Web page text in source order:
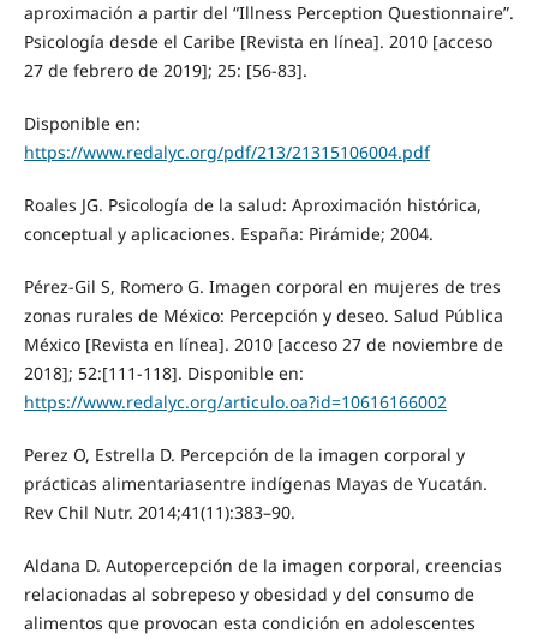
aproximación a partir del “Illness Perception Questionnaire”.
Psicología desde el Caribe [Revista en línea]. 2010 [acceso
27 de febrero de 2019]; 25: [56-83].
Disponible en:
https://www.redalyc.org/pdf/213/21315106004.pdf
Roales JG. Psicología de la salud: Aproximación histórica,
conceptual y aplicaciones. España: Pirámide; 2004.
Pérez-Gil S, Romero G. Imagen corporal en mujeres de tres
zonas rurales de México: Percepción y deseo. Salud Pública
México [Revista en línea]. 2010 [acceso 27 de noviembre de
2018]; 52:[111-118]. Disponible en:
https://www.redalyc.org/articulo.oa?id=10616166002
Perez O, Estrella D. Percepción de la imagen corporal y
prácticas alimentariasentre indígenas Mayas de Yucatán.
Rev Chil Nutr. 2014;41(11):383–90.
Aldana D. Autopercepción de la imagen corporal, creencias
relacionadas al sobrepeso y obesidad y del consumo de
alimentos que provocan esta condición en adolescentes